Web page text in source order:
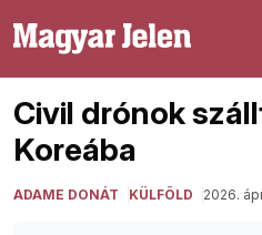
Civil drónok
Koreába
ADAME DONÁT KÜLFÖLD 2026.